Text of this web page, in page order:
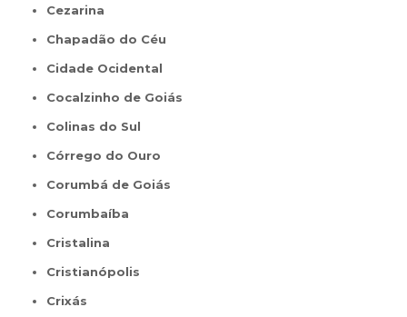
Cezarina
Chapadão do Céu
Cidade Ocidental
Cocalzinho de Goiás
Colinas do Sul
Córrego do Ouro
Corumbá de Goiás
Corumbaíba
Cristalina
Cristianópolis
Crixás